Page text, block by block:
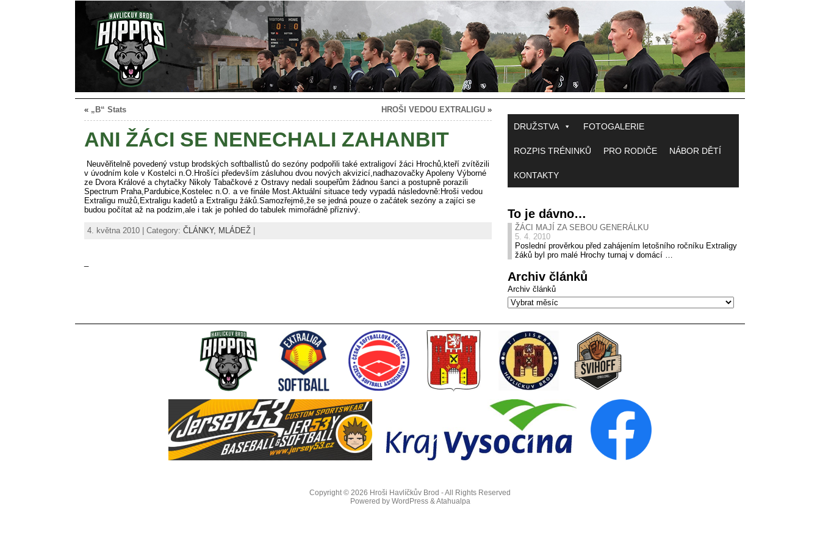
« „B“ Stats HROŠI VEDOU EXTRALIGU »
ANI ŽÁCI SE NENECHALI ZAHANBIT
Neuvěřitelně povedený vstup brodských softballistů do sezóny podpořili také extraligoví žáci Hrochů,kteří zvítězili
v úvodním kole v Kostelci n.O.Hrošíci především zásluhou dvou nových akvizicí,nadhazovačky Apoleny Výborné
ze Dvora Králové a chytačky Nikoly Tabačkové z Ostravy nedali soupeřům žádnou šanci a postupně porazili
Spectrum Praha,Pardubice,Kostelec n.O. a ve finále Most.Aktuální situace tedy vypadá následovně:Hroši vedou
Extraligu mužů,Extraligu kadetů a Extraligu žáků.Samozřejmě,že se jedná pouze o začátek sezóny a zajíci se
budou počítat až na podzim,ale i tak je pohled do tabulek mimořádně příznivý.
4. května 2010 | Category: ČLÁNKY, MLÁDEŽ |
DRUŽSTVA FOTOGALERIE
ROZPIS TRÉNINKŮ PRO RODIČE NÁBOR DĚTÍ
KONTAKTY
To je dávno…
ŽÁCI MAJÍ ZA SEBOU GENERÁLKU
5. 4. 2010
Poslední prověrkou před zahájením letošního ročníku Extraligy
žáků byl pro malé Hrochy turnaj v domácí …
Archiv článků
Archiv článků
Copyright © 2026 Hroši Havlíčkův Brod - All Rights Reserved
Powered by WordPress&Atahualpa